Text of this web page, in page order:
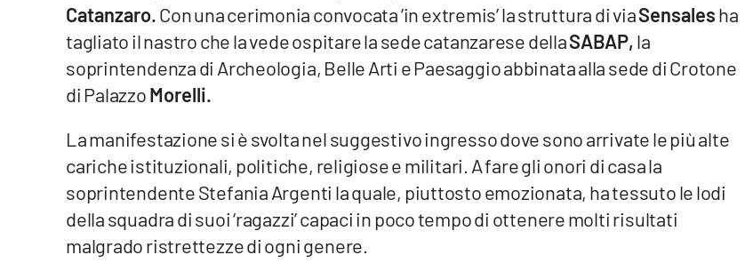
Venti di comunicazione
Streaming
LaC Network
Catanzaro.Con una cerimonia convocata ’in extremis’ la struttura di viaSensalesha
tagliato il nastro che la vede ospitare la sede catanzarese dellaSABAP,la
soprintendenza di Archeologia, Belle Arti e Paesaggio abbinata alla sede di Crotone
di PalazzoMorelli.
La manifestazione si è svolta nel suggestivo ingresso dove sono arrivate le più alte
cariche istituzionali, politiche, religiose e militari. A fare gli onori di casa la
soprintendente Stefania Argenti la quale, piuttosto emozionata, ha tessuto le lodi
della squadra di suoi ‘ragazzi’ capaci in poco tempo di ottenere molti risultati
malgrado ristrettezze di ogni genere.